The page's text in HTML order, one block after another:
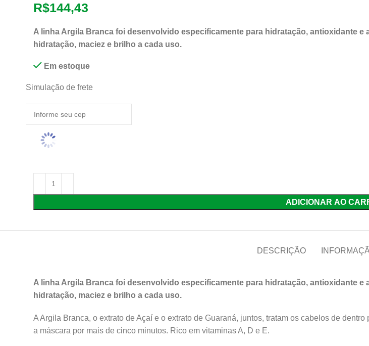
R$144,43
A linha Argila Branca foi desenvolvido especificamente para hidratação, antioxidante
hidratação, maciez e brilho a cada uso.
Em estoque
Simulação de frete
ADICIONAR AO
DESCRIÇÃO
A linha Argila Branca foi desenvolvido especificamente para hidratação, antioxidante
hidratação, maciez e brilho a cada uso.
A Argila Branca, o extrato de Açaí e o extrato de Guaraná, juntos, tratam os cabelos de
a máscara por mais de cinco minutos. Rico em vitaminas A, D e E.